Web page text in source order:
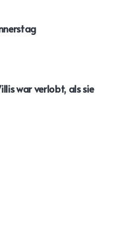
war verlobt, als sie